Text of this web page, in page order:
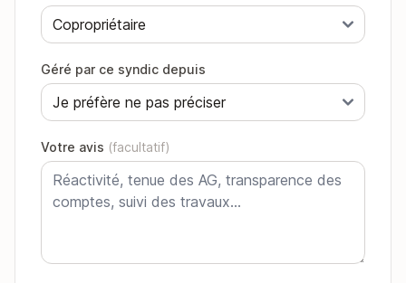
Géré par ce syndic depuis
Votre avis (facultatif)